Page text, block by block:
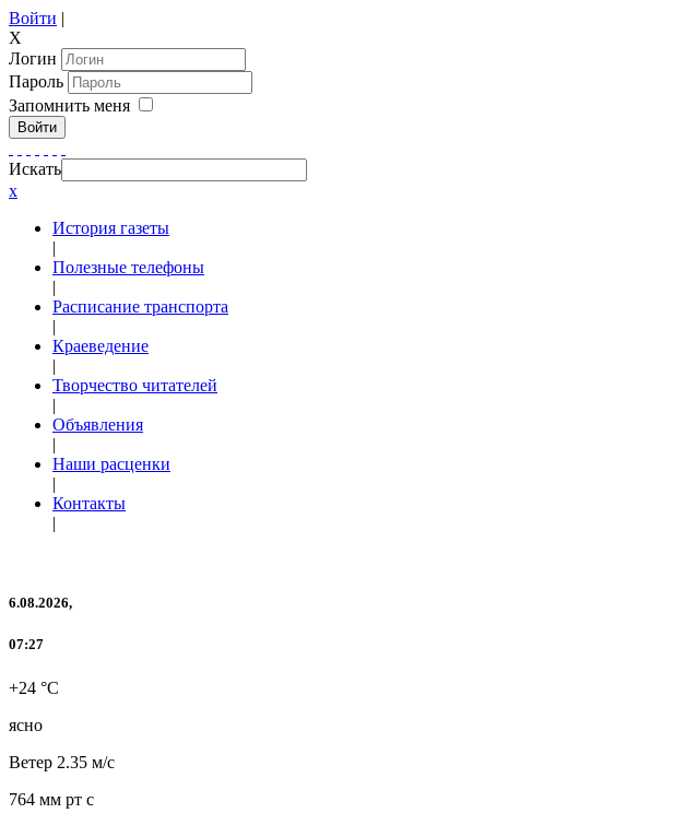
Войти |
X
Логин
Пароль
Запомнить меня
Войти
Искать
x
История газеты
|
Полезные телефоны
|
Расписание транспорта
|
Краеведение
|
Творчество читателей
|
Объявления
|
Наши расценки
|
Контакты
|
6.08.2026,
07:27
+24 °C
ясно
Ветер 2.35 м/с
764 мм рт с